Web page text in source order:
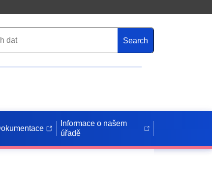
Search
Informace o našem
úřadě